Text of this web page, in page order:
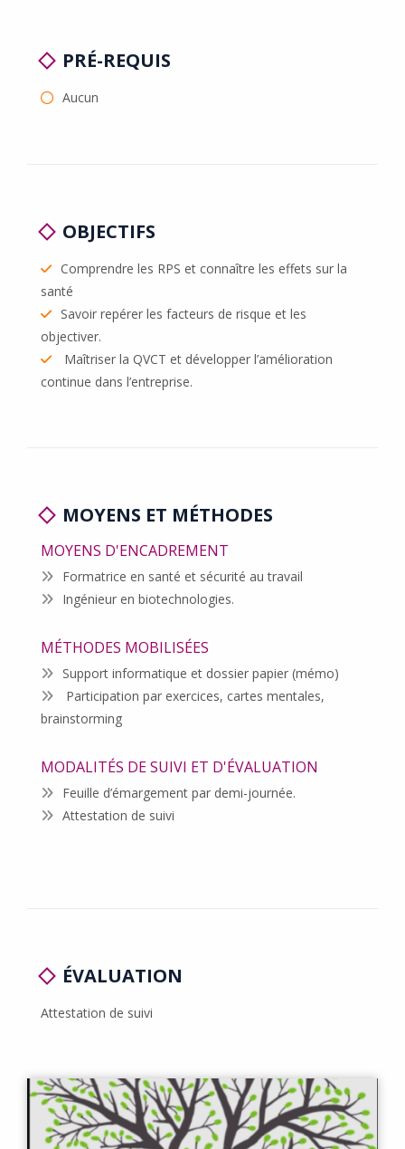
PRÉ-REQUIS
Aucun
OBJECTIFS
Comprendre les RPS et connaître les effets sur la
santé
Savoir repérer les facteurs de risque et les
objectiver.
Maîtriser la QVCT et développer l’amélioration
continue dans l’entreprise.
MOYENS ET MÉTHODES
MOYENS D'ENCADREMENT
Formatrice en santé et sécurité au travail
Ingénieur en biotechnologies.
MÉTHODES MOBILISÉES
Support informatique et dossier papier (mémo)
Participation par exercices, cartes mentales,
brainstorming
MODALITÉS DE SUIVI ET D'ÉVALUATION
Feuille d’émargement par demi-journée.
Attestation de suivi
ÉVALUATION
Attestation de suivi